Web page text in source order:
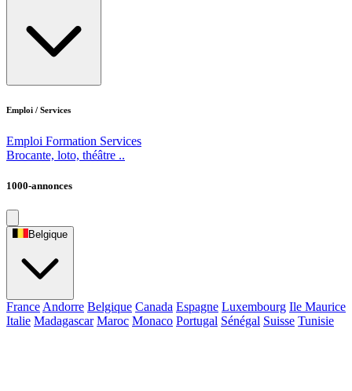
Emploi / Services
Emploi Formation Services
Brocante, loto, théâtre ..
1000-annonces
Belgique
France Andorre Belgique Canada Espagne Luxembourg Ile Maurice
Italie Madagascar Maroc Monaco Portugal Sénégal Suisse Tunisie